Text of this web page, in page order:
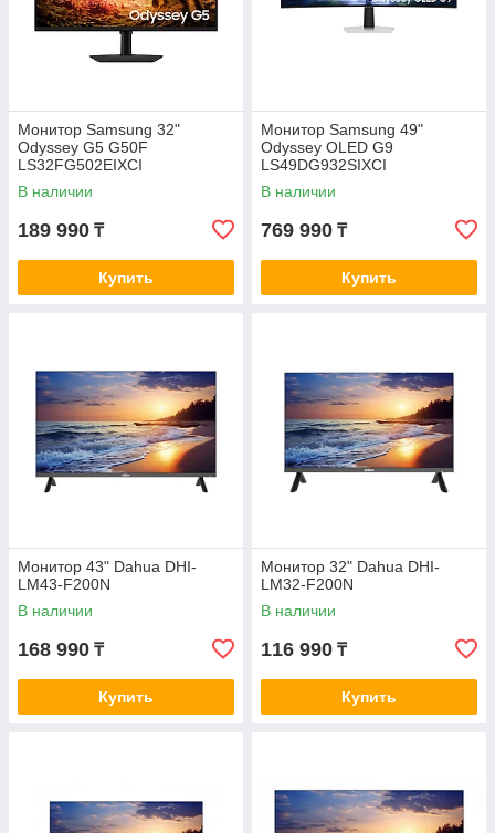
Монитор Samsung 32"
Odyssey G5 G50F
LS32FG502EIXCI
В наличии
189 990 ₸
Купить
Монитор Samsung 49"
Odyssey OLED G9
LS49DG932SIXCI
В наличии
769 990 ₸
Купить
Монитор 43" Dahua DHI-
LM43-F200N
В наличии
168 990 ₸
Купить
Монитор 32" Dahua DHI-
LM32-F200N
В наличии
116 990 ₸
Купить